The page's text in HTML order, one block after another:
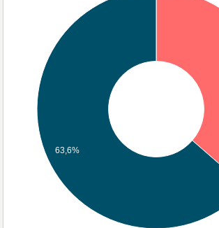
63,6%